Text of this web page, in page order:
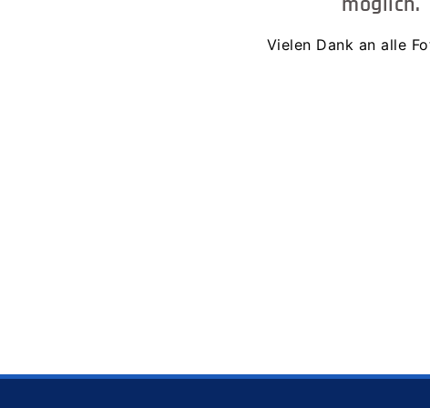
Vielen Dank an alle